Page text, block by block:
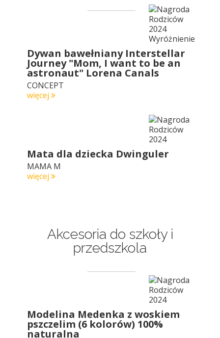
Dywan bawełniany Interstellar
Journey "Mom, I want to be an
astronaut" Lorena Canals
CONCEPT
więcej
Mata dla dziecka Dwinguler
MAMA M
więcej
Akcesoria do szkoły i
przedszkola
Modelina Medenka z woskiem
pszczelim (6 kolorów) 100%
naturalna